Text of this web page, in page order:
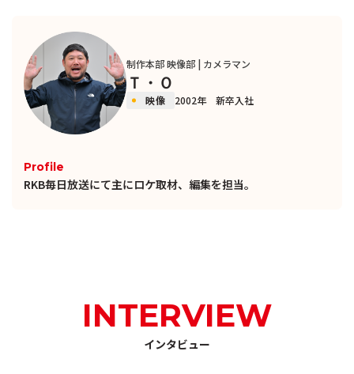
制作本部 映像部 | カメラマン
Ｔ・Ｏ
映像 2002年 新卒入社
Profile
RKB毎日放送にて主にロケ取材、編集を担当。
INTERVIEW
インタビュー